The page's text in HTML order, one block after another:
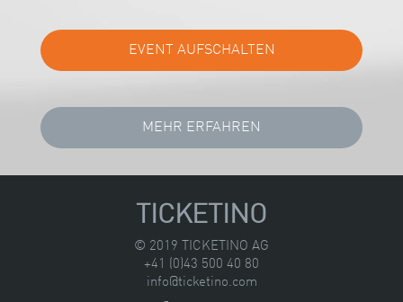
TICKETINO
© 2019 TICKETINO AG
+41 (0)43 500 40 80
info@ticketino.com